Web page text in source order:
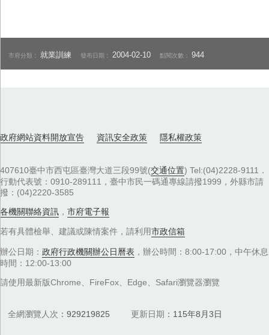
市府分類： 就業訓練 發布日期： 2004-02-10 點閱次數：944
政府網站資料開放宣告 資訊安全政策 隱私權政策
407610臺中市西屯區臺灣大道三段99號(交通位置) Tel:(04)2228-9111．
行動代表號：0910-289111，臺中市民一碼通專線請撥1999，外縣市請
撥：(04)2220-3585
各機關聯絡資訊 ， 市府電子報
若有具體檢舉、建議或陳情案件，請利用市政信箱
辦公日期： 政府行政機關辦公日曆表 ，辦公時間：8:00-17:00，中午休息
時間：12:00-13:00
請使用最新版Chrome、FireFox、Edge、Safari瀏覽器瀏覽
全網瀏覽人次 929219825 更新日期 115年8月3日